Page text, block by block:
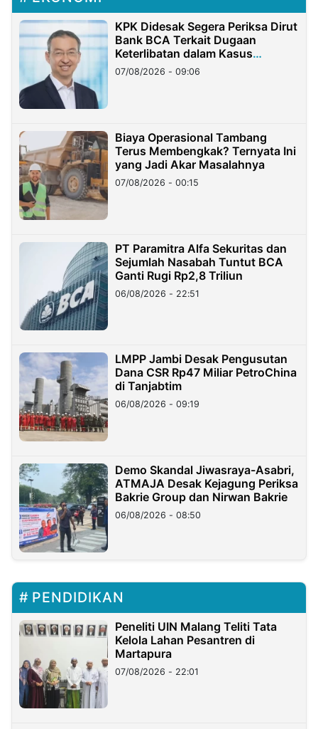
KPK Didesak Segera Periksa Dirut
Bank BCA Terkait Dugaan
Keterlibatan dalam Kasus
Hilangnya Dana Nasabah Rp2,58
Miliar
07/08/2026 - 09:06
Biaya Operasional Tambang
Terus Membengkak? Ternyata Ini
yang Jadi Akar Masalahnya
07/08/2026 - 00:15
PT Paramitra Alfa Sekuritas dan
Sejumlah Nasabah Tuntut BCA
Ganti Rugi Rp2,8 Triliun
06/08/2026 - 22:51
LMPP Jambi Desak Pengusutan
Dana CSR Rp47 Miliar PetroChina
di Tanjabtim
06/08/2026 - 09:19
Demo Skandal Jiwasraya-Asabri,
ATMAJA Desak Kejagung Periksa
Bakrie Group dan Nirwan Bakrie
06/08/2026 - 08:50
PENDIDIKAN
Peneliti UIN Malang Teliti Tata
Kelola Lahan Pesantren di
Martapura
07/08/2026 - 22:01